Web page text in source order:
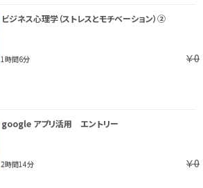
ビジネス心理学（ストレスとモチベーション）②
1時間6分 ￥0
google アプリ活用 エントリー
2時間14分 ￥0